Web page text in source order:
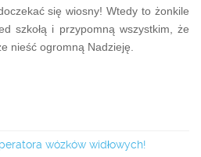
się wiosny! Wtedy to żonkile
szkołą i przypomną wszystkim, że
nieść ogromną Nadzieję.
wózków widłowych!